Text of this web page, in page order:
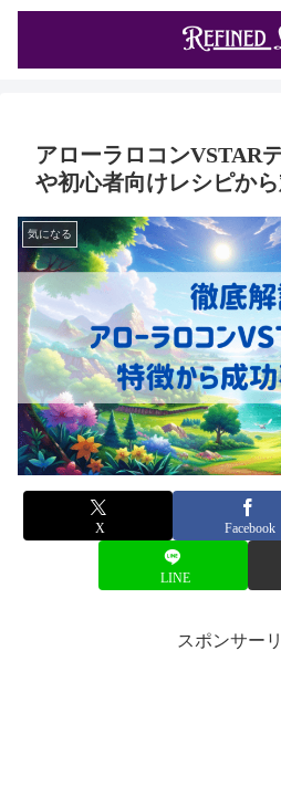
アローラロコンVSTAR
や初心者向けレシピか
気になる
X Facebook
LINE
スポンサー